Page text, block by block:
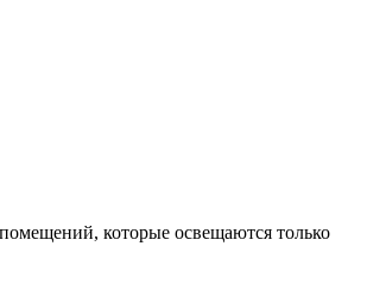
которые освещаются только